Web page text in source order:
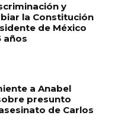
y
la Constitución
de México
años
a Anabel
presunto
de Carlos